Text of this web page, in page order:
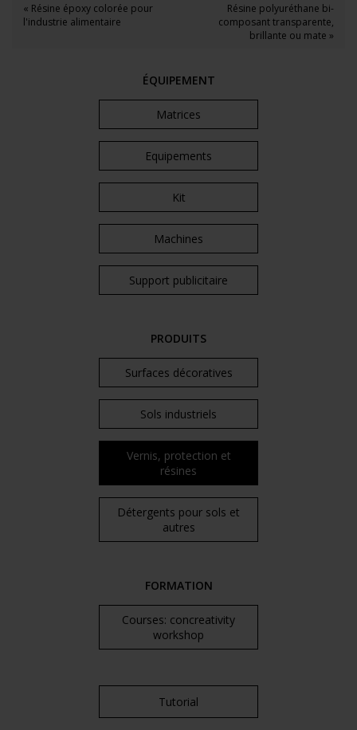
ÉQUIPEMENT
Matrices
Equipements
Kit
Machines
Support publicitaire
PRODUITS
Surfaces décoratives
Sols industriels
Vernis, protection et
résines
Détergents pour sols et
autres
FORMATION
Courses: concreativity
workshop
Tutorial
« Résine époxy colorée pour
l'industrie alimentaire
Résine polyuréthane bi-
composant transparente,
brillante ou mate »